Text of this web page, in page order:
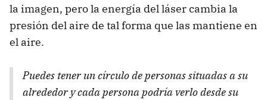
la imagen, pero la energía del láser cambia la
presión del aire de tal forma que las mantiene en
el aire.
Puedes tener un círculo de personas situadas a su
alrededor y cada persona podría verlo desde su